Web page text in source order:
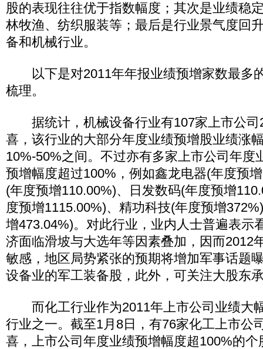
股的表现往往优于指数幅度；其次是业绩稳
林牧渔、纺织服装等；最后是行业景气度回
备和机械行业。
以下是对2011年年报业绩预增家数最多
梳理。
据统计，机械设备行业有107家上市公司
喜，该行业的大部分年度业绩预增股业绩涨
10%-50%之间。不过亦有多家上市公司年度
预增幅度超过100%，例如鑫龙电器(年度预
(年度预增110.00%)、日发数码(年度预增
度预增1115.00%)、精功科技(年度预增
增473.04%)。对此行业，业内人士普遍表示
济面临滑坡与大选年等因素叠加，因而2012
敏感，地区局势紧张的预期将增加军事话题
设备业的军工装备股，此外，可关注大股东
而化工行业作为2011年上市公司业绩大
行业之一。截至1月8日，有76家化工上市公
喜，上市公司年度业绩预增幅度超100%的